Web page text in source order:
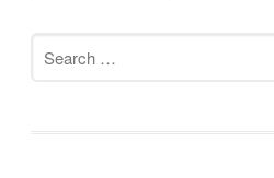
for: